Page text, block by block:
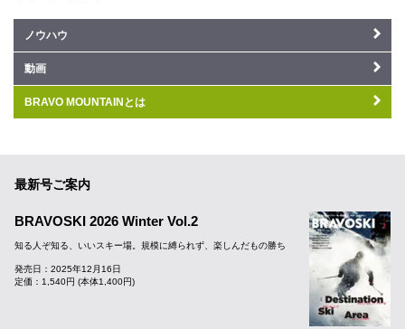
ノウハウ
動画
BRAVO MOUNTAINとは
最新号ご案内
BRAVOSKI 2026 Winter Vol.2
知る人ぞ知る、いいスキー場。規模に縛られず、楽しんだもの勝ち
発売日：2025年12月16日
定価：1,540円 (本体1,400円)